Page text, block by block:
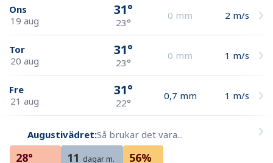
Ons
19 aug
31°
23°
0 mm 2 m/s
Tor
20 aug
31°
23°
0 mm 1 m/s
Fre
21 aug
31°
22°
0,7 mm 1 m/s
Augustivädret:Så brukar det vara...
28° 11 dagar m.
56%